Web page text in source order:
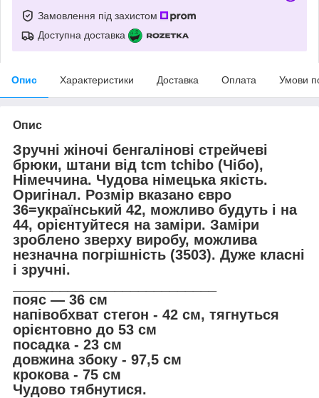
Замовлення під захистом
Доступна доставка
Опис Характеристики Доставка Оплата Умови
Опис
Зручні жіночі бенгалінові стрейчеві
брюки, штани від tcm tchibo (Чібо),
Німеччина. Чудова німецька якість.
Оригінал. Розмір вказано євро
36=український 42, можливо будуть і на
44, орієнтуйтеся на заміри. Заміри
зроблено зверху виробу, можлива
незначна погрішність (3503). Дуже класні
і зручні.
пояс — 36 см
напівобхват стегон - 42 см, тягнуться
орієнтовно до 53 см
посадка - 23 см
довжина збоку - 97,5 см
крокова - 75 см
Чудово тябнутися.